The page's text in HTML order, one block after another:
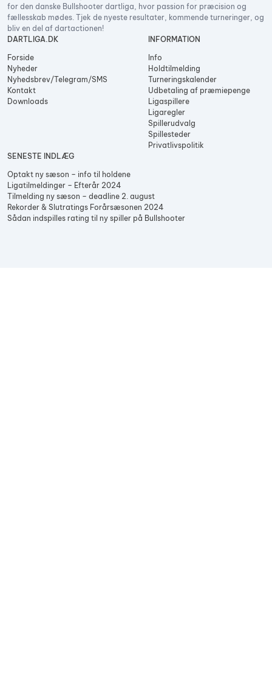
for den danske Bullshooter dartliga, hvor passion for præcision og
fællesskab mødes. Tjek de nyeste resultater, kommende turneringer, og
bliv en del af dartactionen!
DARTLIGA.DK
Forside
Nyheder
Nyhedsbrev/Telegram/SMS
Kontakt
Downloads
INFORMATION
Info
Holdtilmelding
Turneringskalender
Udbetaling af præmiepenge
Ligaspillere
Ligaregler
Spillerudvalg
Spillesteder
Privatlivspolitik
SENESTE INDLÆG
Optakt ny sæson – info til holdene
Ligatilmeldinger – Efterår 2024
Tilmelding ny sæson – deadline 2. august
Rekorder & Slutratings Forårsæsonen 2024
Sådan indspilles rating til ny spiller på Bullshooter